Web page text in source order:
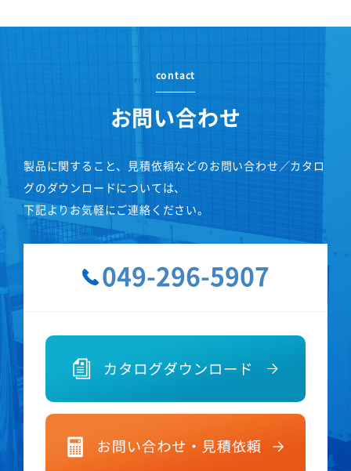
contact
お問い合わせ
製品に関すること、見積依頼などのお問い合わせ／カタロ
グのダウンロードについては、
下記よりお気軽にご連絡ください。
049-296-5907